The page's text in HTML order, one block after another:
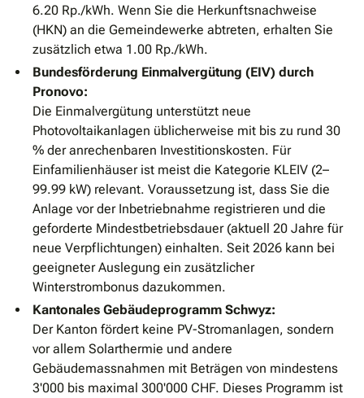
6.20 Rp./kWh. Wenn Sie die Herkunftsnachweise
(HKN) an die Gemeindewerke abtreten, erhalten Sie
zusätzlich etwa 1.00 Rp./kWh.
Bundesförderung Einmalvergütung (EIV) durch
Pronovo:
Die Einmalvergütung unterstützt neue
Photovoltaikanlagen üblicherweise mit bis zu rund 30
% der anrechenbaren Investitionskosten. Für
Einfamilienhäuser ist meist die Kategorie KLEIV (2–
99.99 kW) relevant. Voraussetzung ist, dass Sie die
Anlage vor der Inbetriebnahme registrieren und die
geforderte Mindestbetriebsdauer (aktuell 20 Jahre für
neue Verpflichtungen) einhalten. Seit 2026 kann bei
geeigneter Auslegung ein zusätzlicher
Winterstrombonus dazukommen.
Kantonales Gebäudeprogramm Schwyz:
Der Kanton fördert keine PV-Stromanlagen, sondern
vor allem Solarthermie und andere
Gebäudemassnahmen mit Beträgen von mindestens
3'000 bis maximal 300'000 CHF. Dieses Programm ist